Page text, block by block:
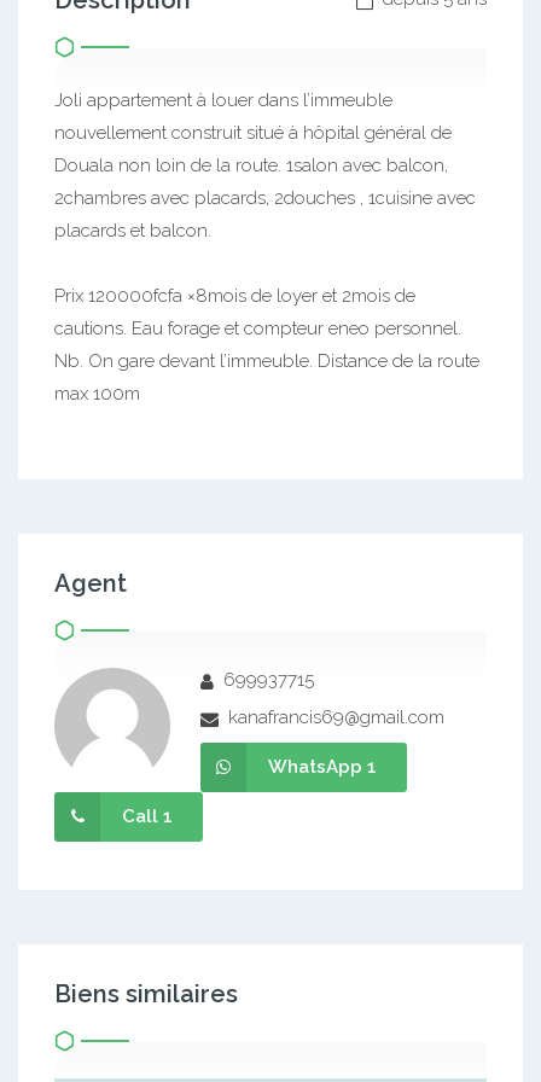
Joli appartement à louer dans l’immeuble
nouvellement construit situé à hôpital général de
Douala non loin de la route. 1salon avec balcon,
2chambres avec placards, 2douches , 1cuisine avec
placards et balcon.
Prix 120000fcfa ×8mois de loyer et 2mois de
cautions. Eau forage et compteur eneo personnel.
Nb. On gare devant l’immeuble. Distance de la route
max 100m
Agent
699937715
kanafrancis69@gmail.com
WhatsApp 1
Call 1
Biens similaires